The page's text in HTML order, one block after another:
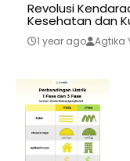
Revolusi
Kesehatan dan
1 year ago Agtika